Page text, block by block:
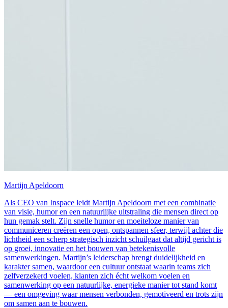
Martijn Apeldoorn
Als CEO van Inspace leidt Martijn Apeldoorn met een combinatie
van visie, humor en een natuurlijke uitstraling die mensen direct op
hun gemak stelt. Zijn snelle humor en moeiteloze manier van
communiceren creëren een open, ontspannen sfeer, terwijl achter die
lichtheid een scherp strategisch inzicht schuilgaat dat altijd gericht is
op groei, innovatie en het bouwen van betekenisvolle
samenwerkingen. Martijn’s leiderschap brengt duidelijkheid en
karakter samen, waardoor een cultuur ontstaat waarin teams zich
zelfverzekerd voelen, klanten zich écht welkom voelen en
samenwerking op een natuurlijke, energieke manier tot stand komt
— een omgeving waar mensen verbonden, gemotiveerd en trots zijn
om samen aan te bouwen.